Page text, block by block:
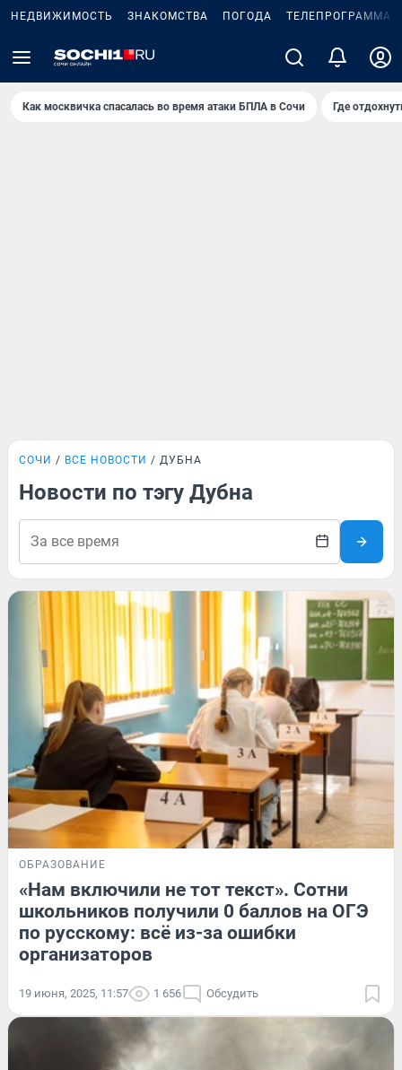
НЕДВИЖИМОСТЬ ЗНАКОМСТВА ПОГОДА ТЕЛЕПРОГРАММА
Как москвичка спасалась во время атаки БПЛА в Сочи Где
СОЧИ ВСЕ НОВОСТИ ДУБНА
Новости по тэгу Дубна
ОБРАЗОВАНИЕ
«Нам включили не тот текст». Сотни
школьников получили 0 баллов на ОГЭ
по русскому: всё из-за ошибки
организаторов
19 июня, 2025, 11:57 1 656 Обсудить